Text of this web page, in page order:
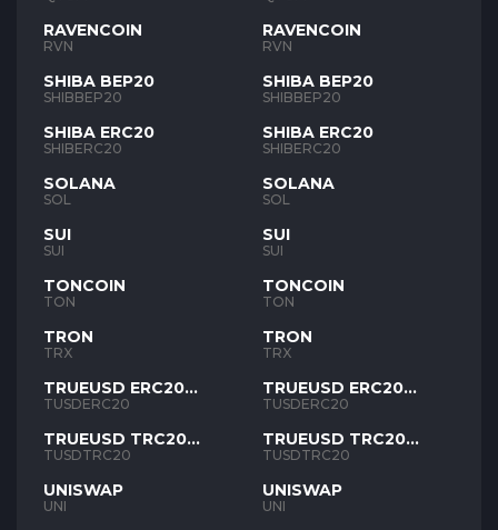
RAVENCOIN
RVN
SHIBA BEP20
SHIBBEP20
SHIBA ERC20
SHIBERC20
SOLANA
SOL
SUI
SUI
TONCOIN
TON
TRON
TRX
TRUEUSD ERC20
TUSD
TUSDERC20
TRUEUSD TRC20
TUSD
TUSDTRC20
UNISWAP
UNI
RAVENCOIN
RVN
SHIBA BEP20
SHIBBEP20
SHIBA ERC20
SHIBERC20
SOLANA
SOL
SUI
SUI
TONCOIN
TON
TRON
TRX
TRUEUSD ERC20
TUSD
TUSDERC20
TRUEUSD TRC20
TUSD
TUSDTRC20
UNISWAP
UNI